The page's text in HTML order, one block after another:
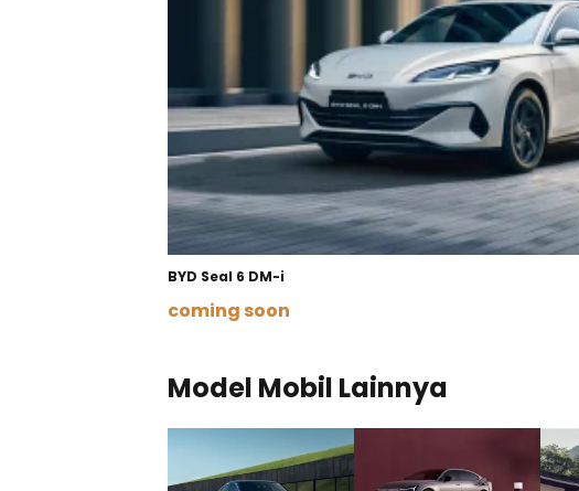
BYD Seal 6 DM-i
coming soon
Model Mobil Lainnya